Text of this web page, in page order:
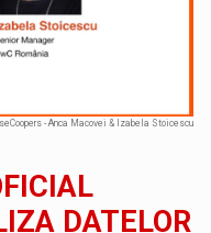
- Anca Macovei & Izabela Stoicescu
DATELOR